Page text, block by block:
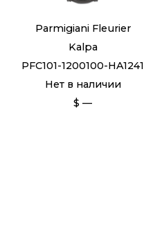
Parmigiani Fleurier
Kalpa
PFC101-1200100-HA1241
Нет в наличии
$ —